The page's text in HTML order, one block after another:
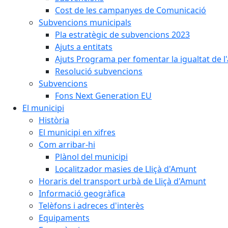
Cost de les campanyes de Comunicació
Subvencions municipals
Pla estratègic de subvencions 2023
Ajuts a entitats
Ajuts Programa per fomentar la igualtat de
Resolució subvencions
Subvencions
Fons Next Generation EU
El municipi
Història
El municipi en xifres
Com arribar-hi
Plànol del municipi
Localitzador masies de Lliçà d'Amunt
Horaris del transport urbà de Lliçà d'Amunt
Informació geogràfica
Telèfons i adreces d'interès
Equipaments